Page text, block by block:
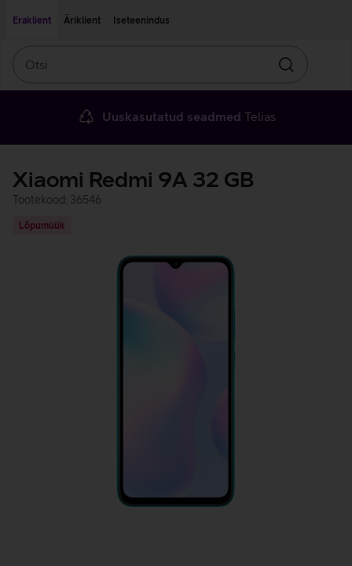
Eraklient
Äriklient Iseteenindus
Otsin
Uuskasutatud seadmed Telias
Xiaomi Redmi 9A 32 GB
Tootekood: 36546
Lõpumüük